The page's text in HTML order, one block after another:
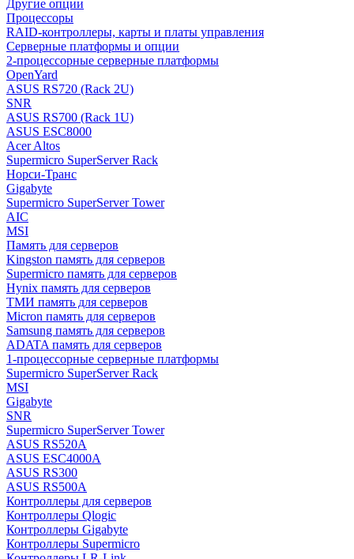
Другие опции
Процессоры
RAID-контроллеры, карты и платы управления
Серверные платформы и опции
2-процессорные серверные платформы
OpenYard
ASUS RS720 (Rack 2U)
SNR
ASUS RS700 (Rack 1U)
ASUS ESC8000
Acer Altos
Supermicro SuperServer Rack
Норси-Транс
Gigabyte
Supermicro SuperServer Tower
AIC
MSI
Память для серверов
Kingston память для серверов
Supermicro память для серверов
Hynix память для серверов
ТМИ память для серверов
Micron память для серверов
Samsung память для серверов
ADATA память для серверов
1-процессорные серверные платформы
Supermicro SuperServer Rack
MSI
Gigabyte
SNR
Supermicro SuperServer Tower
ASUS RS520A
ASUS ESC4000A
ASUS RS300
ASUS RS500A
Контроллеры для серверов
Контроллеры Qlogic
Контроллеры Gigabyte
Контроллеры Supermicro